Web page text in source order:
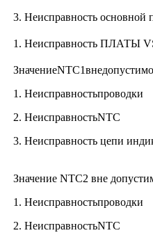
3. Неисправность основной
1. Неисправность ПЛАТЫ
1. Неисправностьпроводки
2. НеисправностьNTC
3. Неисправность цепи
Значение NTC2 вне
1. Неисправностьпроводки
2. НеисправностьNTC